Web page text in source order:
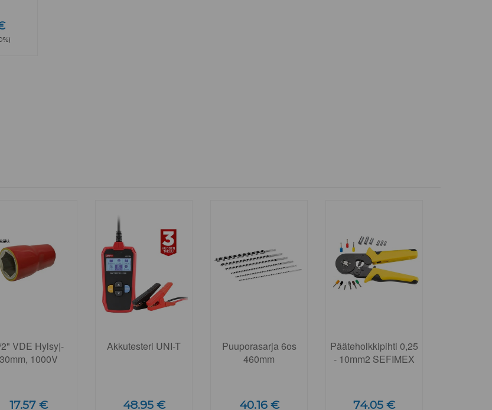
VDE Hylsy|-
30mm, 1000V
17.57 €
Akkutesteri UNI-T
48.95 €
Puuporasarja 6os
460mm
40.16 €
Pääteholkkipihti 0,25
- 10mm2 SEFIMEX
74.05 €